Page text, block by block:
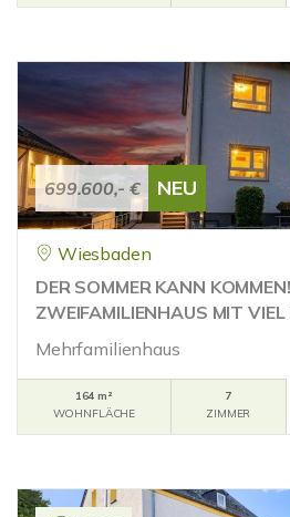
699.600,- € NEU
Wiesbaden
DER SOMMER KANN
ZWEIFAMILIENHAUS MIT
Mehrfamilienhaus
164 m²
WOHNFLÄCHE
7
ZIMMER